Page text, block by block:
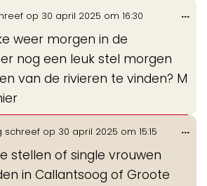
op 30 april 2025 om 16:30
weer morgen in de
nog een leuk stel morgen
van de rivieren te vinden? M
...
schreef op 30 april 2025 om 15:15
stellen of single vrouwen
in Callantsoog of Groote
...